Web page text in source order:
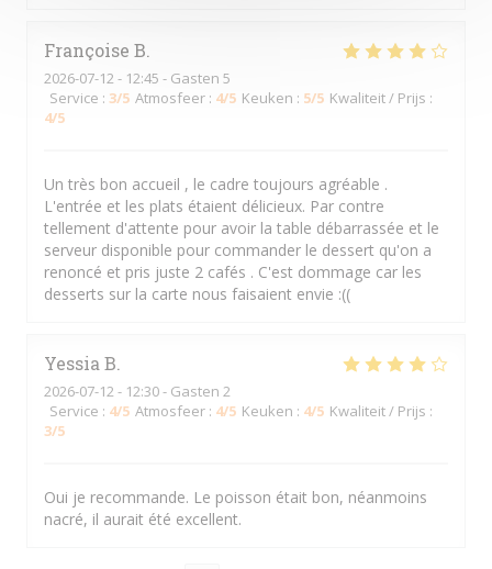
Françoise B
2026-07-12 - 12:45 - Gasten 5
Service : 3/5 Atmosfeer : 4/5 Keuken : 5/5 Kwaliteit / Prijs :
4/5
Un très bon accueil , le cadre toujours agréable .
L'entrée et les plats étaient délicieux. Par contre
tellement d'attente pour avoir la table débarrassée et le
serveur disponible pour commander le dessert qu'on a
renoncé et pris juste 2 cafés . C'est dommage car les
desserts sur la carte nous faisaient envie :((
Yessia B
2026-07-12 - 12:30 - Gasten 2
Service : 4/5 Atmosfeer : 4/5 Keuken : 4/5 Kwaliteit / Prijs :
3/5
Oui je recommande. Le poisson était bon, néanmoins
nacré, il aurait été excellent.